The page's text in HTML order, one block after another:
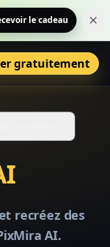
le cadeau
gratuitement
recréez des
AI.